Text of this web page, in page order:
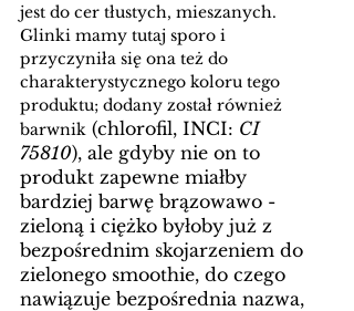
jest do cer tłustych, mieszanych.
Glinki mamy tutaj sporo i
przyczyniła się ona też do
charakterystycznego koloru tego
produktu; dodany został również
barwnik (chlorofil, INCI: CI
75810), ale gdyby nie on to
produkt zapewne miałby
bardziej barwę brązowawo -
zieloną i ciężko byłoby już z
bezpośrednim skojarzeniem do
zielonego smoothie, do czego
nawiązuje bezpośrednia nazwa,